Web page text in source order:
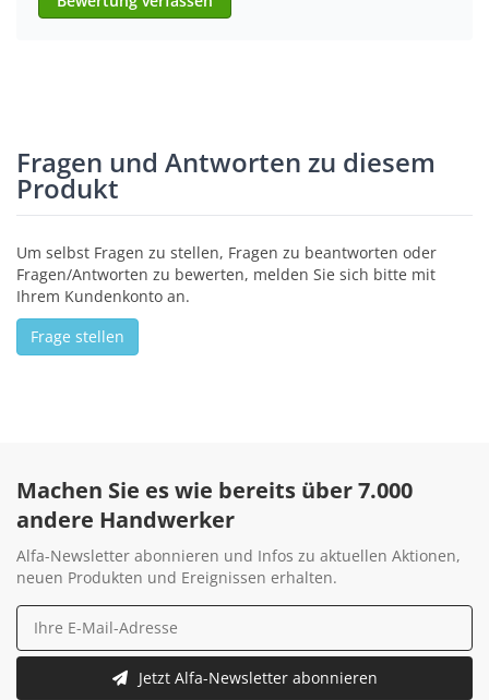
Fragen und Antworten zu diesem
Produkt
Um selbst Fragen zu stellen, Fragen zu beantworten oder
Fragen/Antworten zu bewerten, melden Sie sich bitte mit
Ihrem Kundenkonto an.
Frage stellen
Machen Sie es wie bereits über 7.000
andere Handwerker
Alfa-Newsletter abonnieren und Infos zu aktuellen Aktionen,
neuen Produkten und Ereignissen erhalten.
Jetzt Alfa-Newsletter abonnieren